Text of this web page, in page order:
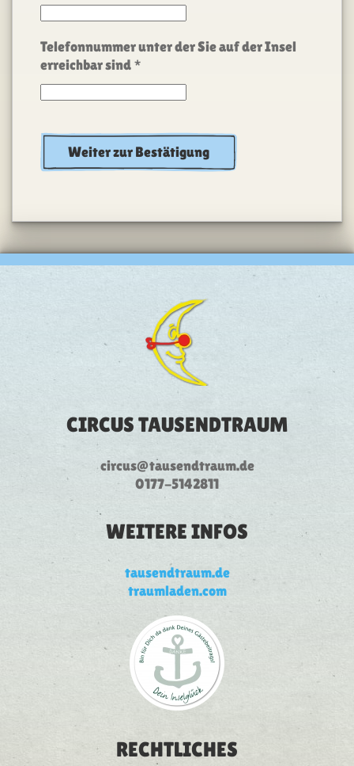
Telefonnummer unter der Sie auf der Insel
erreichbar sind*
Weiter zur Bestätigung
WEITERE INFOS
tausendtraum.de
traumladen.com
CIRCUS TAUSENDTRAUM
circus@tausendtraum.de
0177-5142811
RECHTLICHES